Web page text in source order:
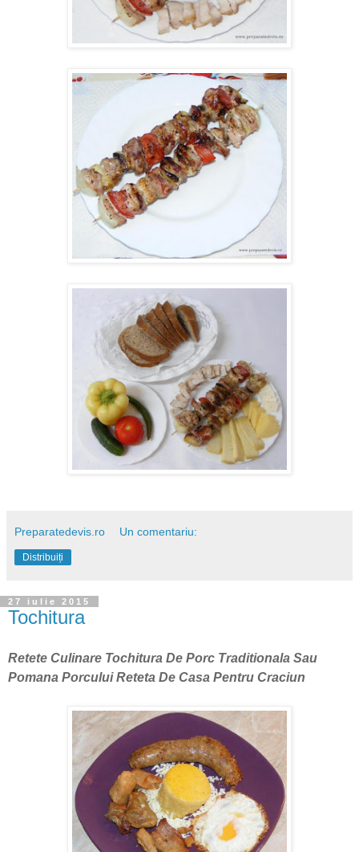
Preparatedevis.ro Un comentariu:
Distribuiți
27 iulie 2015
Tochitura
Retete Culinare Tochitura De Porc Traditionala Sau
Pomana Porcului Reteta De Casa Pentru Craciun